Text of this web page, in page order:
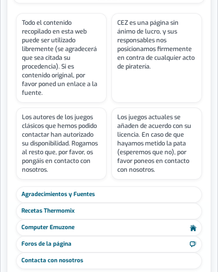
Todo el contenido
recopilado en esta web
puede ser utilizado
libremente (se agradecerá
que sea citada su
procedencia). Si es
contenido original, por
favor poned un enlace a la
fuente.
CEZ es una página sin
ánimo de lucro, y sus
responsables nos
posicionamos firmemente
en contra de cualquier acto
de piratería.
Los autores de los juegos
clásicos que hemos podido
contactar han autorizado
su disponibilidad. Rogamos
al resto que, por favor, os
pongáis en contacto con
nosotros.
Los juegos actuales se
añaden de acuerdo con su
licencia. En caso de que
hayamos metido la pata
(esperemos que no), por
favor poneos en contacto
con nosotros.
Agradecimientos y Fuentes
Recetas Thermomix
Computer Emuzone
Foros de la página
Contacta con nosotros